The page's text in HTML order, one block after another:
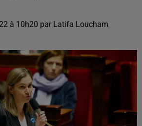
à 10h20 par Latifa Loucham